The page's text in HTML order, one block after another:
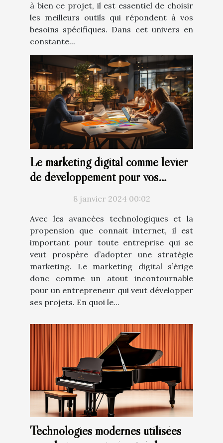
à bien ce projet, il est essentiel de choisir
les meilleurs outils qui répondent à vos
besoins spécifiques. Dans cet univers en
constante...
Le marketing digital comme levier
de développement pour vos
8 janvier 2024 00:02
Avec les avancées technologiques et la
propension que connait internet, il est
important pour toute entreprise qui se
veut prospère d’adopter une stratégie
marketing. Le marketing digital s’érige
donc comme un atout incontournable
pour un entrepreneur qui veut développer
ses projets. En quoi le...
Technologies modernes utilisées